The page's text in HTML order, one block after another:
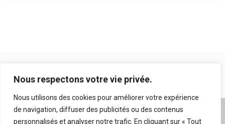
Nous respectons votre vie privée.
Nous utilisons des cookies pour améliorer votre expérience
de navigation, diffuser des publicités ou des contenus
personnalisés et analyser notre trafic. En cliquant sur « Tout
A propos|Mentions légales|Conditions générales